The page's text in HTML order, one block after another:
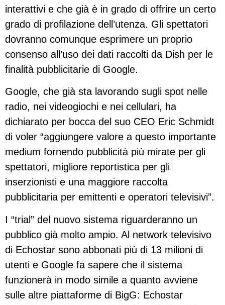
interattivi e che già è in grado di offrire un certo
grado di profilazione dell’utenza. Gli spettatori
dovranno comunque esprimere un proprio
consenso all’uso dei dati raccolti da Dish per le
finalità pubblicitarie di Google.
Google, che già sta lavorando sugli spot nelle
radio, nei videogiochi e nei cellulari, ha
dichiarato per bocca del suo CEO Eric Schmidt
di voler “aggiungere valore a questo importante
medium fornendo pubblicità più mirate per gli
spettatori, migliore reportistica per gli
inserzionisti e una maggiore raccolta
pubblicitaria per emittenti e operatori televisivi”.
I “trial” del nuovo sistema riguarderanno un
pubblico già molto ampio. Al network televisivo
di Echostar sono abbonati più di 13 milioni di
utenti e Google fa sapere che il sistema
funzionerà in modo simile a quanto avviene
sulle altre piattaforme di BigG: Echostar